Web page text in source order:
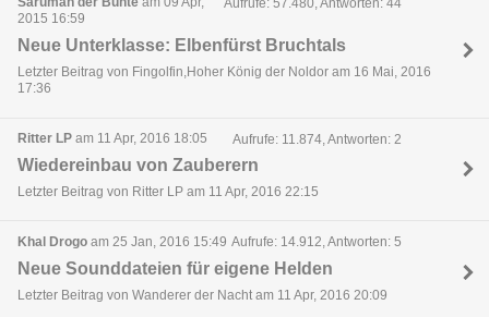
2015 16:59
Neue Unterklasse: Elbenfürst Bruchtals
Letzter Beitrag von Fingolfin,Hoher König der Noldor am 16 Mai, 2016
17:36
Ritter LP am 11 Apr, 2016 18:05 Aufrufe: 11.874, Antworten: 2
Wiedereinbau von Zauberern
Letzter Beitrag von Ritter LP am 11 Apr, 2016 22:15
Khal Drogo am 25 Jan, 2016 15:49 Aufrufe: 14.912, Antworten: 5
Neue Sounddateien für eigene Helden
Letzter Beitrag von Wanderer der Nacht am 11 Apr, 2016 20:09